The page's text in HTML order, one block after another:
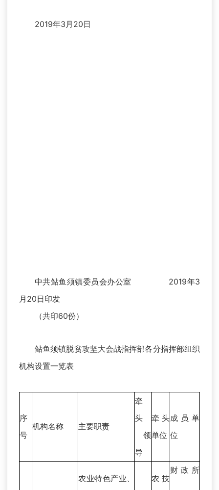
2019年3月20日
中共鲇鱼须镇委员会办公室 2019年3
月20日印发
（共印60份）
鲇鱼须镇脱贫攻坚大会战指挥部各分指挥部组织
机构设置一览表
序
号
机构名称 主要职责
牵
头
领
导
牵头
单位
成员单
位
农业特色产业、
农技
财政所